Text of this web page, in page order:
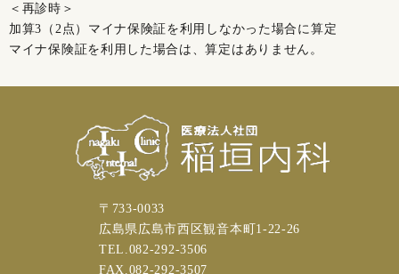
＜再診時＞
加算3（2点）マイナ保険証を利用しなかった場合に算定
マイナ保険証を利用した場合は、算定はありません。
〒733-0033
広島県広島市西区観音本町1-22-26
TEL.082-292-3506
FAX.082-292-3507